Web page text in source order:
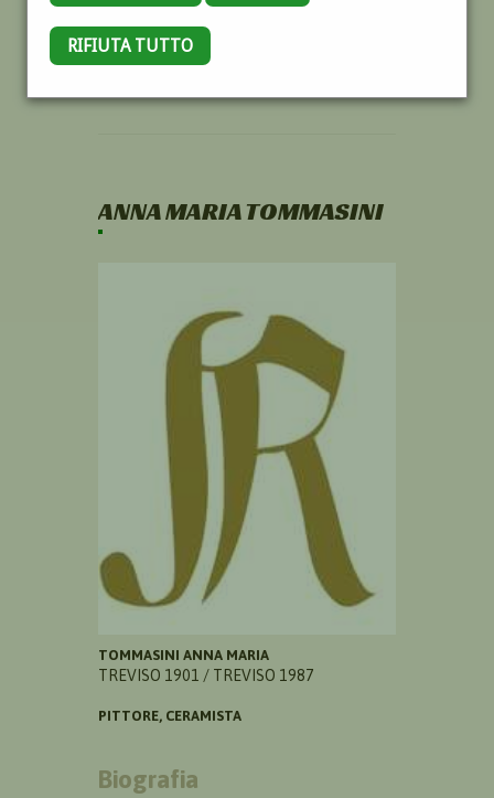
RIFIUTA TUTTO
ANNA MARIA TOMMASINI
TOMMASINI ANNA MARIA
TREVISO 1901 / TREVISO 1987
PITTORE, CERAMISTA
Biografia